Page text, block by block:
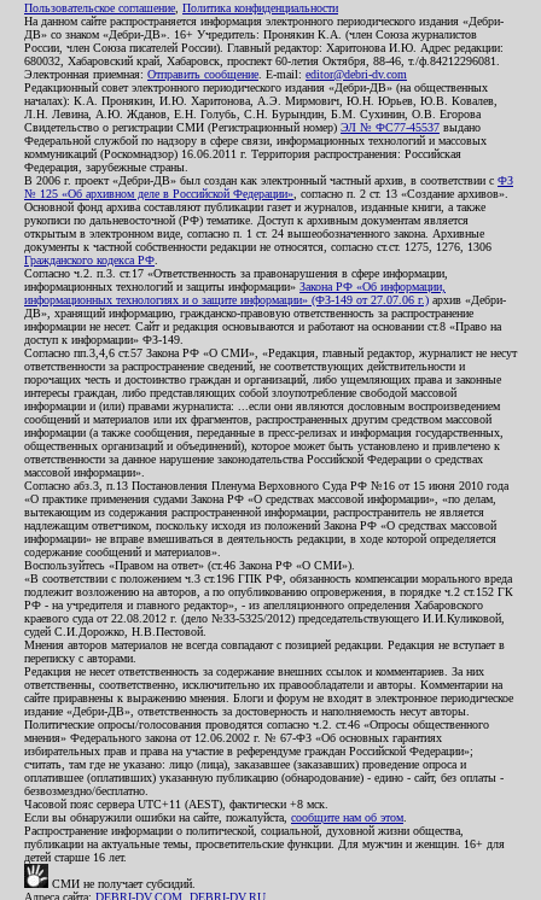
Пользовательское соглашение Политика конфиденциальности
На данном сайте распространяется информация электронного периодического издания «Дебри-
ДВ» со знаком «Дебри-ДВ». 16+ Учредитель: Пронякин К.А. (член Союза журналистов
России, член Союза писателей России). Главный редактор: Харитонова И.Ю. Адрес редакции:
680032, Хабаровский край, Хабаровск, проспект 60-летия Октября, 88-46, т./ф.84212296081.
Электронная приемная: Отправить сообщение . E-mail: editor@debri-dv.com
Редакционный совет электронного периодического издания «Дебри-ДВ» (на общественных
началах): К.А. Пронякин, И.Ю. Харитонова, А.Э. Мирмович, Ю.Н. Юрьев, Ю.В. Ковалев,
Л.Н. Левина, А.Ю. Жданов, Е.Н. Голубь, С.Н. Бурындин, Б.М. Сухинин, О.В. Егорова
Свидетельство о регистрации СМИ (Регистрационный номер) ЭЛ № ФС77-45537 выдано
Федеральной службой по надзору в сфере связи, информационных технологий и массовых
коммуникаций (Роскомнадзор) 16.06.2011 г. Территория распространения: Российская
Федерация, зарубежные страны.
В 2006 г. проект «Дебри-ДВ» был создан как электронный частный архив, в соответствии с ФЗ
№ 125 «Об архивном деле в Российской Федерации» , согласно п. 2 ст. 13 «Создание архивов».
Основной фонд архива составляют публикации газет и журналов, изданные книги, а также
рукописи по дальневосточной (РФ) тематике. Доступ к архивным документам является
открытым в электронном виде, согласно п. 1 ст. 24 вышеобозначенного закона. Архивные
документы к частной собственности редакции не относятся, согласно ст.ст. 1275, 1276, 1306
Гражданского кодекса РФ
Согласно ч.2. п.3. ст.17 «Ответственность за правонарушения в сфере информации,
информационных технологий и защиты информации» Закона РФ «Об информации,
информационных технологиях и о защите информации» (ФЗ-149 от 27.07.06 г.) архив «Дебри-
ДВ», хранящий информацию, гражданско-правовую ответственность за распространение
информации не несет. Сайт и редакция основываются и работают на основании ст.8 «Право на
доступ к информации» ФЗ-149.
Согласно пп.3,4,6 ст.57 Закона РФ «О СМИ», «Редакция, главный редактор, журналист не несут
ответственности за распространение сведений, не соответствующих действительности и
порочащих честь и достоинство граждан и организаций, либо ущемляющих права и законные
интересы граждан, либо представляющих собой злоупотребление свободой массовой
информации и (или) правами журналиста: ...если они являются дословным воспроизведением
сообщений и материалов или их фрагментов, распространенных другим средством массовой
информации (а также сообщения, переданные в пресс-релизах и информация государственных,
общественных организаций и объединений), которое может быть установлено и привлечено к
ответственности за данное нарушение законодательства Российской Федерации о средствах
массовой информации».
Согласно абз.3, п.13 Постановления Пленума Верховного Суда РФ №16 от 15 июня 2010 года
«О практике применения судами Закона РФ «О средствах массовой информации», «по делам,
вытекающим из содержания распространенной информации, распространитель не является
надлежащим ответчиком, поскольку исходя из положений Закона РФ «О средствах массовой
информации» не вправе вмешиваться в деятельность редакции, в ходе которой определяется
содержание сообщений и материалов».
Воспользуйтесь «Правом на ответ» (ст.46 Закона РФ «О СМИ»).
«В соответствии с положением ч.3 ст.196 ГПК РФ, обязанность компенсации морального вреда
подлежит возложению на авторов, а по опубликованию опровержения, в порядке ч.2 ст.152 ГК
РФ - на учредителя и главного редактор», - из апелляционного определения Хабаровского
краевого суда от 22.08.2012 г. (дело №33-5325/2012) председательствующего И.И.Куликовой,
судей С.И.Дорожко, Н.В.Пестовой.
Мнения авторов материалов не всегда совпадают с позицией редакции. Редакция не вступает в
переписку с авторами.
Редакция не несет ответственность за содержание внешних ссылок и комментариев. За них
ответственны, соответственно, исключительно их правообладатели и авторы. Комментарии на
сайте приравнены к выражению мнения. Блоги и форум не входят в электронное периодическое
издание «Дебри-ДВ», ответственность за достоверность и наполняемость несут авторы.
Политические опросы/голосования проводятся согласно ч.2. ст.46 «Опросы общественного
мнения» Федерального закона от 12.06.2002 г. № 67-ФЗ «Об основных гарантиях
избирательных прав и права на участие в референдуме граждан Российской Федерации»;
считать, там где не указано: лицо (лица), заказавшее (заказавших) проведение опроса и
оплатившее (оплативших) указанную публикацию (обнародование) - едино - сайт, без оплаты -
безвозмездно/бесплатно.
Часовой пояс сервера UTC+11 (AEST), фактически +8 мск.
Если вы обнаружили ошибки на сайте, пожалуйста, сообщите нам об этом
Распространение информации о политической, социальной, духовной жизни общества,
публикации на актуальные темы, просветительские функции. Для мужчин и женщин. 16+ для
детей старше 16 лет.
СМИ не получает субсидий.
Адреса сайта: DEBRI-DV.COM DEBRI-DV.RU